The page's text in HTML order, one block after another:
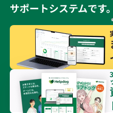
サポートシステムです。